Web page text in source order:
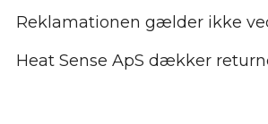
Reklamationen gælder ikke
Heat Sense ApS dækker